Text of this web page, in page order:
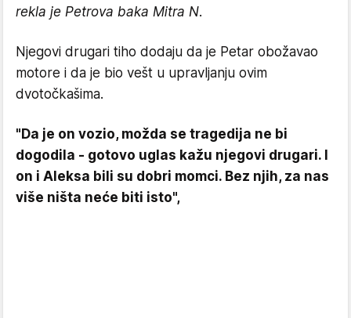
rekla je Petrova baka Mitra N.
Njegovi drugari tiho dodaju da je Petar obožavao
motore i da je bio vešt u upravljanju ovim
dvotočkašima.
"Da je on vozio, možda se tragedija ne bi
dogodila - gotovo uglas kažu njegovi drugari. I
on i Aleksa bili su dobri momci. Bez njih, za nas
više ništa neće biti isto",